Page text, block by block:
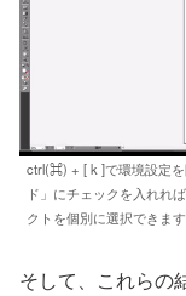
ctrl(⌘) + [ k ]で環境設定を
ド」にチェックを入れれ
クトを個別に選択できます
そして、これらの